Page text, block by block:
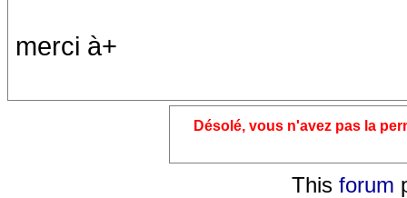
merci à+
Désolé, vous n'avez pas la
This forum